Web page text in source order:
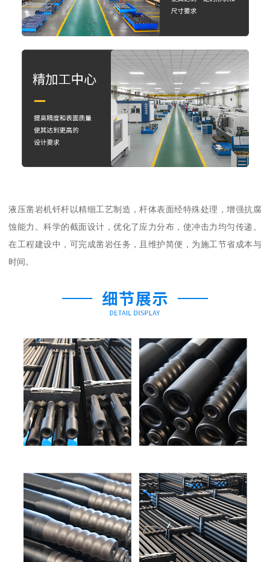
液压凿岩机钎杆以精细工艺制造，杆体表面经特殊处理，增强抗腐
蚀能力。科学的截面设计，优化了应力分布，使冲击力均匀传递。
在工程建设中，可完成凿岩任务，且维护简便，为施工节省成本与
时间。​